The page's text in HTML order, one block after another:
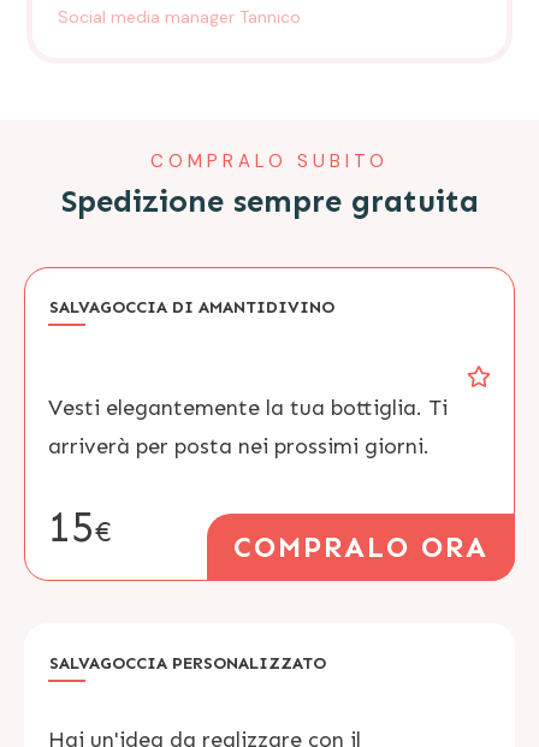
Social media manager Tannico
COMPRALO SUBITO
Spedizione sempre gratuita
SALVAGOCCIA DI AMANTIDIVINO
Vesti elegantemente la tua bottiglia. Ti
arriverà per posta nei prossimi giorni.
15€ COMPRALO ORA
SALVAGOCCIA PERSONALIZZATO
Hai un'idea da realizzare con il